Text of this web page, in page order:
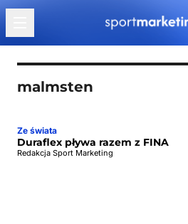
Przejdź do treści
malmsten
Ze świata
Duraflex pływa razem z FINA
Redakcja Sport Marketing